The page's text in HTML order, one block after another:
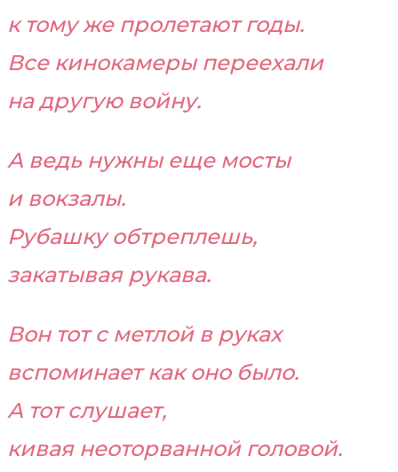
к тому же пролетают годы.
Все кинокамеры переехали
на другую войну.
А ведь нужны еще мосты
и вокзалы.
Рубашку обтреплешь,
закатывая рукава.
Вон тот с метлой в руках
вспоминает как оно было.
А тот слушает,
кивая неоторванной головой.